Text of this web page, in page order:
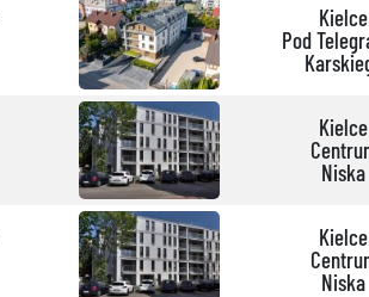
Kielce
Pod
Kielce
Niska
Kielce
Niska